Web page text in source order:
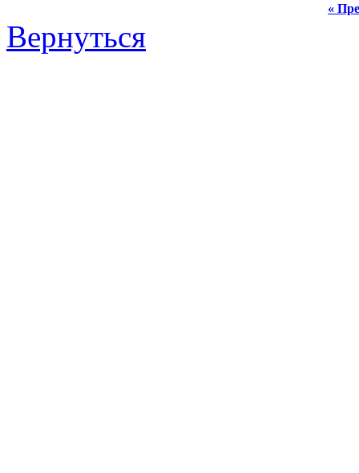
«
Вернуться